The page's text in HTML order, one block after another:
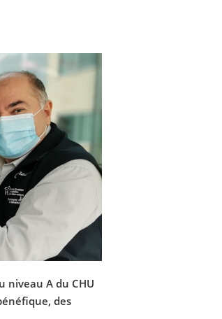
niveau A du CHU
des